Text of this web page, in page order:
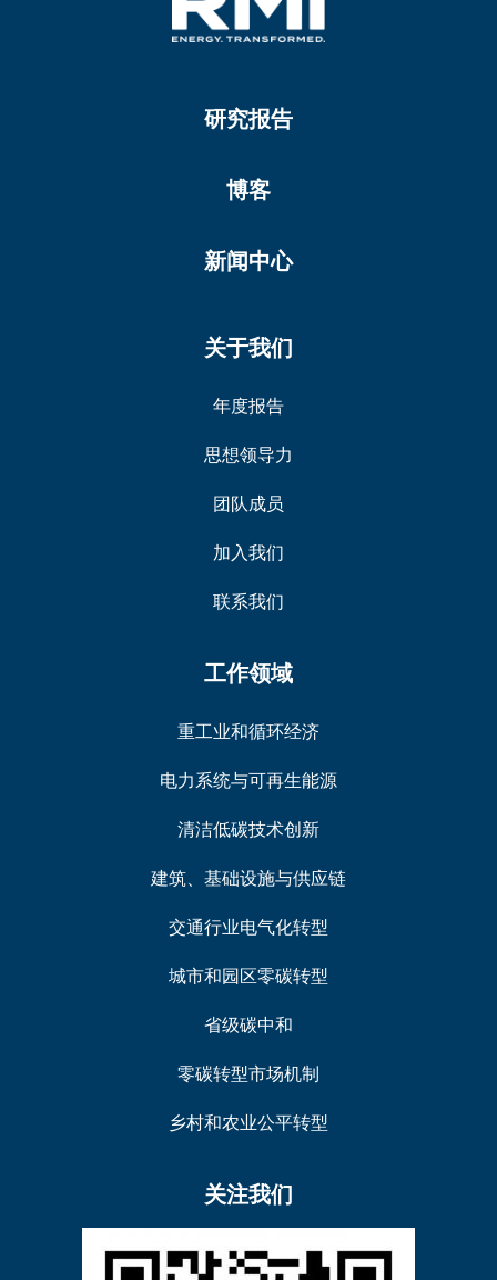
研究报告
博客
新闻中心
关于我们
年度报告
思想领导力
团队成员
加入我们
联系我们
工作领域
重工业和循环经济
电力系统与可再生能源
清洁低碳技术创新
建筑、基础设施与供应链
交通行业电气化转型
城市和园区零碳转型
省级碳中和
零碳转型市场机制
乡村和农业公平转型
关注我们